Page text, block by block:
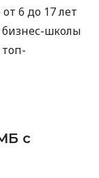
6 до 17 лет
бизнес-школы
с